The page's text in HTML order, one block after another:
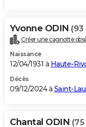
Yvonne ODIN (93
Créer une cagnotte
Naissance
12/04/1931 à Haute-
Décès
09/12/2024 à Saint-
Chantal ODIN (75